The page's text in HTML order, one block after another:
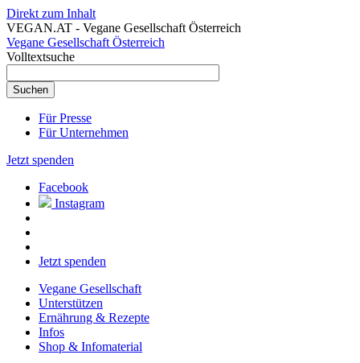
Direkt zum Inhalt
VEGAN.AT - Vegane Gesellschaft Österreich
Vegane Gesellschaft Österreich
Volltextsuche
Für Presse
Für Unternehmen
Jetzt spenden
Facebook
Instagram
Jetzt spenden
Vegane Gesellschaft
Unterstützen
Ernährung & Rezepte
Infos
Shop & Infomaterial